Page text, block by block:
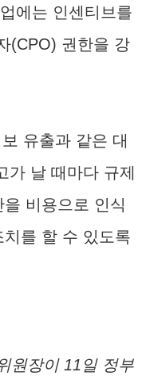
에는 인센티브를
(CPO) 권한을 강
유출과 같은 대
가 날 때마다 규제
비용으로 인식
를 할 수 있도록
원장이 11일 정부